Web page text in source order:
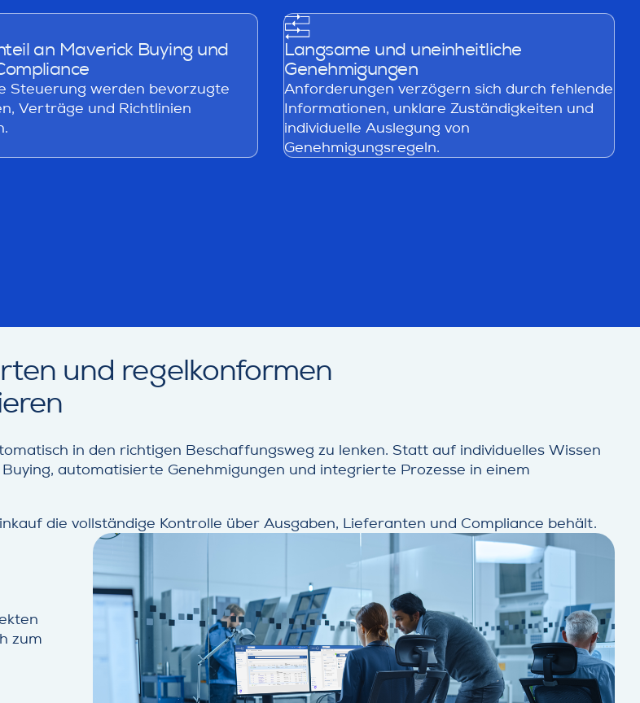
an Maverick Buying und
Steuerung werden bevorzugte
Verträge und Richtlinien
Langsame und uneinheitliche
Genehmigungen
Anforderungen verzögern sich durch fehlende
Informationen, unklare Zuständigkeiten und
individuelle Auslegung von
Genehmigungsregeln.
und regelkonformen
in den richtigen Beschaffungsweg zu lenken. Statt auf individuelles Wissen
automatisierte Genehmigungen und integrierte Prozesse in einem
die vollständige Kontrolle über Ausgaben, Lieferanten und Compliance behält.
zum